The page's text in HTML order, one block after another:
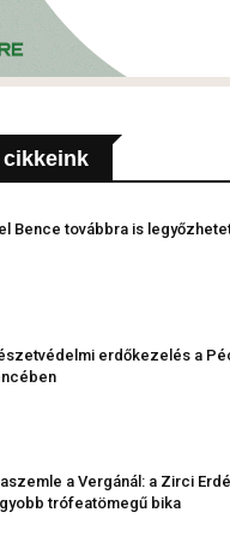
Bence továbbra is
erdőkezelés a
a Vergánál: a Zirci
trófeatömegű bika